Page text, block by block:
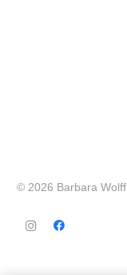
© 2026 Barbara Wolff